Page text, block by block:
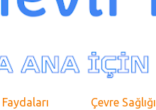
Çevre Sağlığı